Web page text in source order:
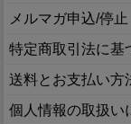
メルマガ申込/停止
特定商取引法に基
送料とお支払い方
個人情報の取扱い